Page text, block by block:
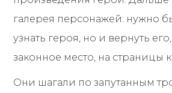
галерея персонажей: нужно
узнать героя, но и вернуть
законное место, на страницы
Они шагали по запутанным